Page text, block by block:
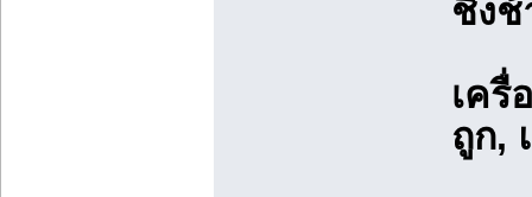
ชิงช้
เครื่
ถูก,